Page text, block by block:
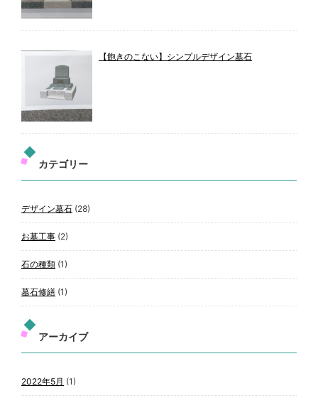
【飽きのこない】シンプルデザイン墓石
カテゴリー
デザイン墓石 (28)
お墓工事 (2)
石の種類 (1)
墓石修繕 (1)
アーカイブ
2022年5月 (1)